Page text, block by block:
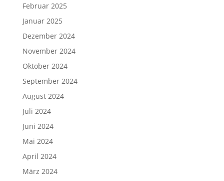
Februar 2025
Januar 2025
Dezember 2024
November 2024
Oktober 2024
September 2024
August 2024
Juli 2024
Juni 2024
Mai 2024
April 2024
März 2024